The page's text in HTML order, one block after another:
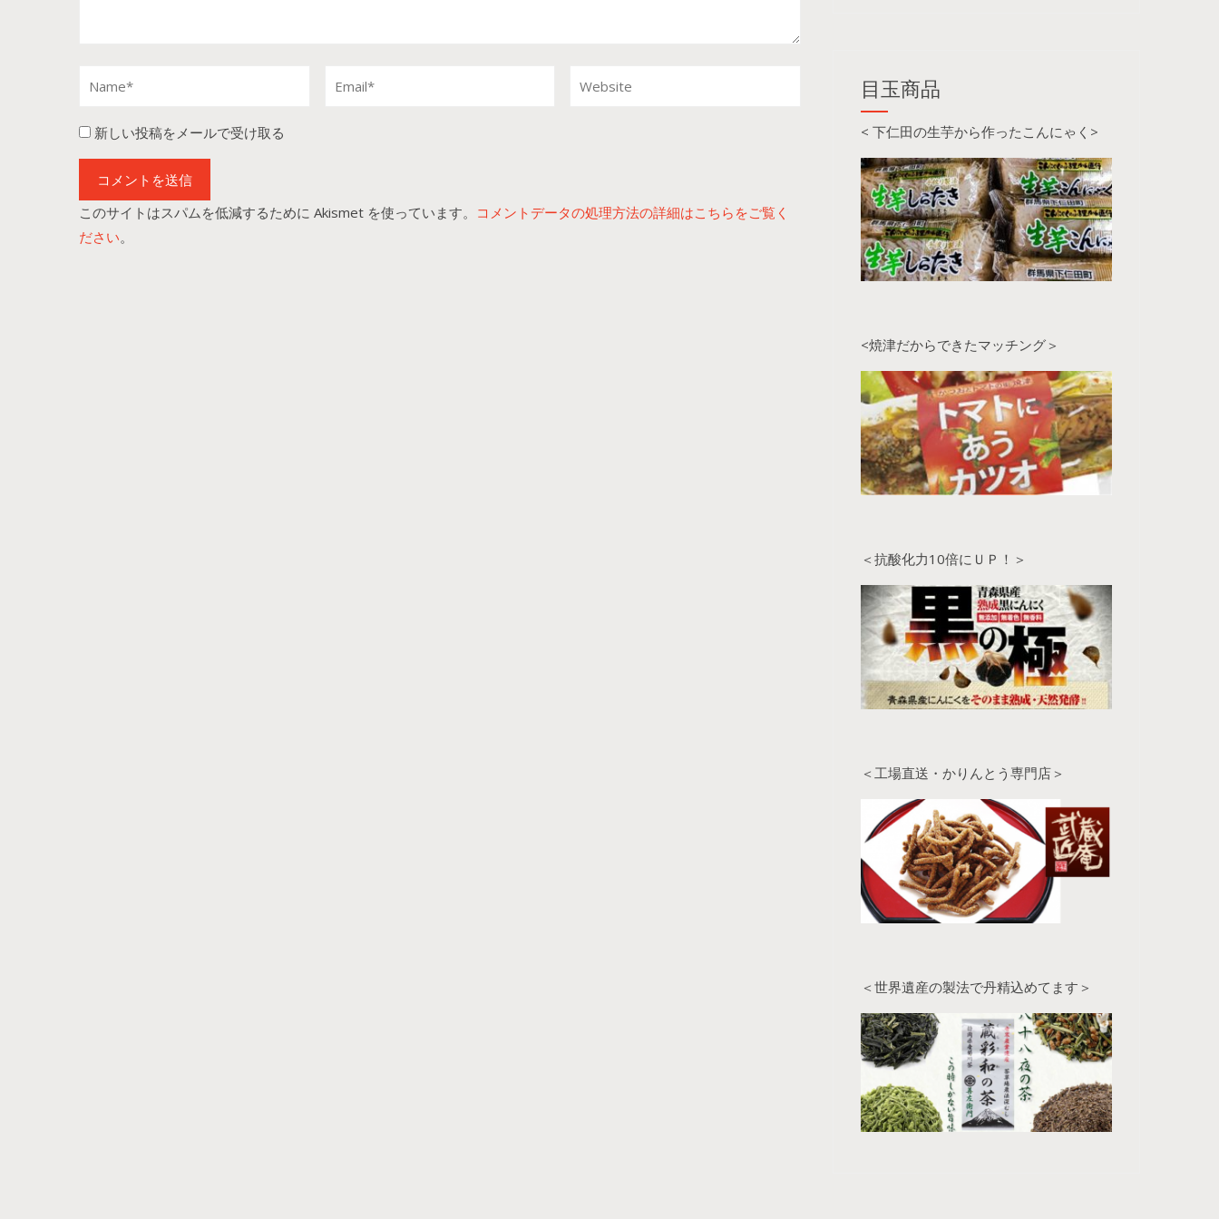
新しい投稿をメールで受け取る
このサイトはスパムを低減するために Akismet を使っています。 コメントデータの処理方法の詳細はこちらをご覧く
ださい。
目玉商品
< 下仁田の生芋から作ったこんにゃく>
<焼津だからできたマッチング＞
＜抗酸化力10倍にＵＰ！＞
＜工場直送・かりんとう専門店＞
＜世界遺産の製法で丹精込めてます＞